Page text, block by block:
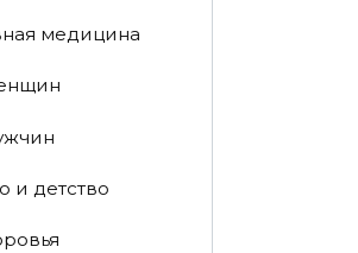
медицина
и детство